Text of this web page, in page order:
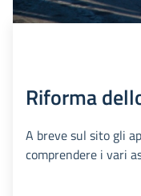
Riforma
A breve sul sito gli
comprendere i vari